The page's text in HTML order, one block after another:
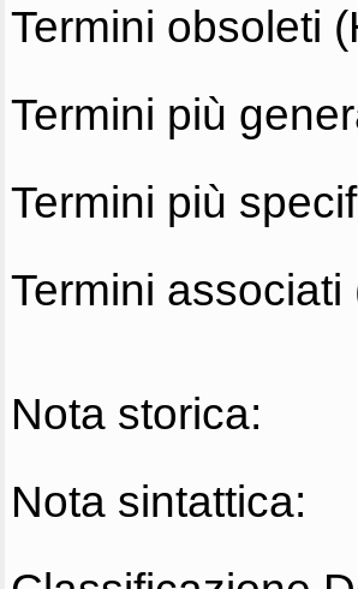
Termini obsoleti
Termini più
Termini più
Termini associati
Nota storica:
Nota sintattica: